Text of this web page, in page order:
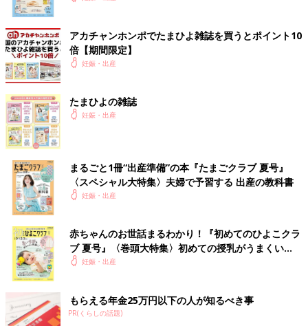
アカチャンホンポでたまひよ雑誌を買うとポイント10
倍【期間限定】
妊娠・出産
たまひよの雑誌
妊娠・出産
まるごと1冊“出産準備”の本『たまごクラブ 夏号』
〈スペシャル大特集〉夫婦で予習する 出産の教科書
妊娠・出産
赤ちゃんのお世話まるわかり！『初めてのひよこクラ
ブ 夏号』〈巻頭大特集〉初めての授乳がうまくい
く！ おっぱい・ミルクの基本と夏のトラブル 解決テ
妊娠・出産
もらえる年金25万円以下の人が知るべき事
PR(くらしの話題)